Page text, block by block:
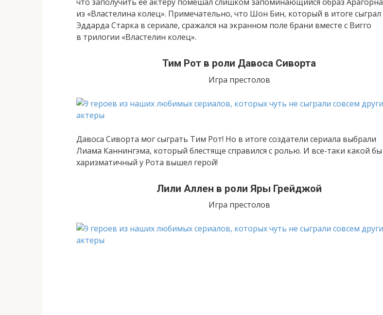
из «Властелина колец». Примечательно, что Шон Бин, который в итоге сыграл
Эддарда Старка в сериале, сражался на экранном поле брани вместе с Вигго
в трилогии «Властелин колец».
Тим Рот в роли Давоса Сиворта
Игра престолов
Давоса Сиворта мог сыграть Тим Рот! Но в итоге создатели сериала выбрали
Лиама Каннингэма, который блестяще справился с ролью. И все-таки какой бы
харизматичный у Рота вышел герой!
Лили Аллен в роли Яры Грейджой
Игра престолов